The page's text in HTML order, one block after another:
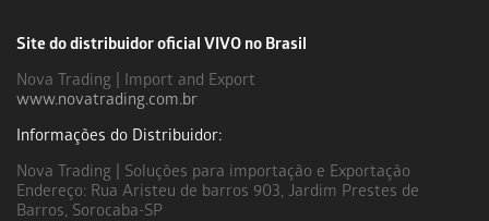
Site do distribuidor oficial VIVO no Brasil
Nova Trading | Import and Export
www.novatrading.com.br
Informações do Distribuidor:
Nova Trading | Soluções para importação e Exportação
Endereço: Rua Aristeu de barros 903, Jardim Prestes de
Barros, Sorocaba-SP